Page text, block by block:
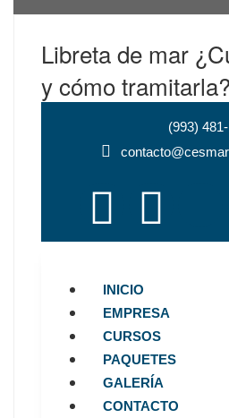
Libreta de mar
y cómo tramitarla?
(993)
INICIO
EMPRESA
CURSOS
PAQUETES
GALERÍA
CONTACTO